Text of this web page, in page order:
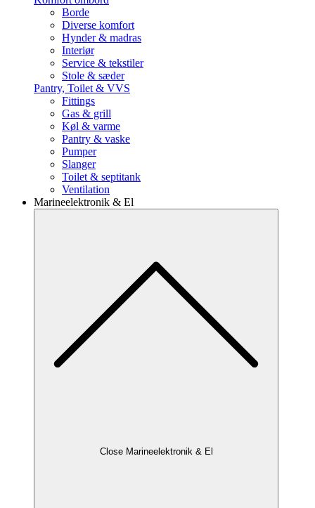
Borde
Diverse komfort
Hynder & madras
Interiør
Service & tekstiler
Stole & sæder
Pantry, Toilet & VVS
Fittings
Gas & grill
Køl & varme
Pantry & vaske
Pumper
Slanger
Toilet & septitank
Ventilation
Marineelektronik & El
Close Marineelektronik & El